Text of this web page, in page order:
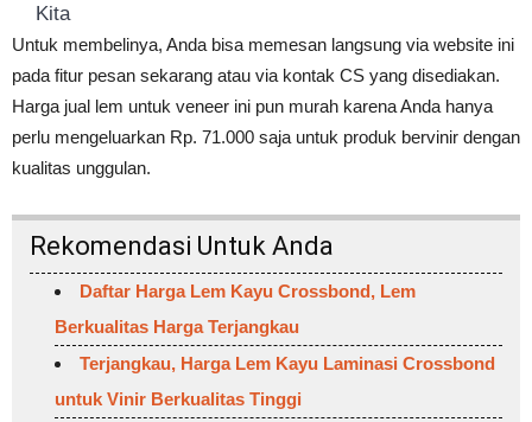
Kita
Untuk membelinya, Anda bisa memesan langsung via website ini
pada fitur pesan sekarang atau via kontak CS yang disediakan.
Harga jual lem untuk veneer ini pun murah karena Anda hanya
perlu mengeluarkan Rp. 71.000 saja untuk produk bervinir dengan
kualitas unggulan.
Rekomendasi Untuk Anda
Daftar Harga Lem Kayu Crossbond, Lem
Berkualitas Harga Terjangkau
Terjangkau, Harga Lem Kayu Laminasi Crossbond
untuk Vinir Berkualitas Tinggi